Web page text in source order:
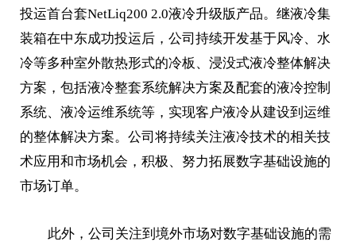
投运首台套NetLiq200 2.0液冷升级版产品。继液冷集
装箱在中东成功投运后，公司持续开发基于风冷、水
冷等多种室外散热形式的冷板、浸没式液冷整体解决
方案，包括液冷整套系统解决方案及配套的液冷控制
系统、液冷运维系统等，实现客户液冷从建设到运维
的整体解决方案。公司将持续关注液冷技术的相关技
术应用和市场机会，积极、努力拓展数字基础设施的
市场订单。
此外，公司关注到境外市场对数字基础设施的需